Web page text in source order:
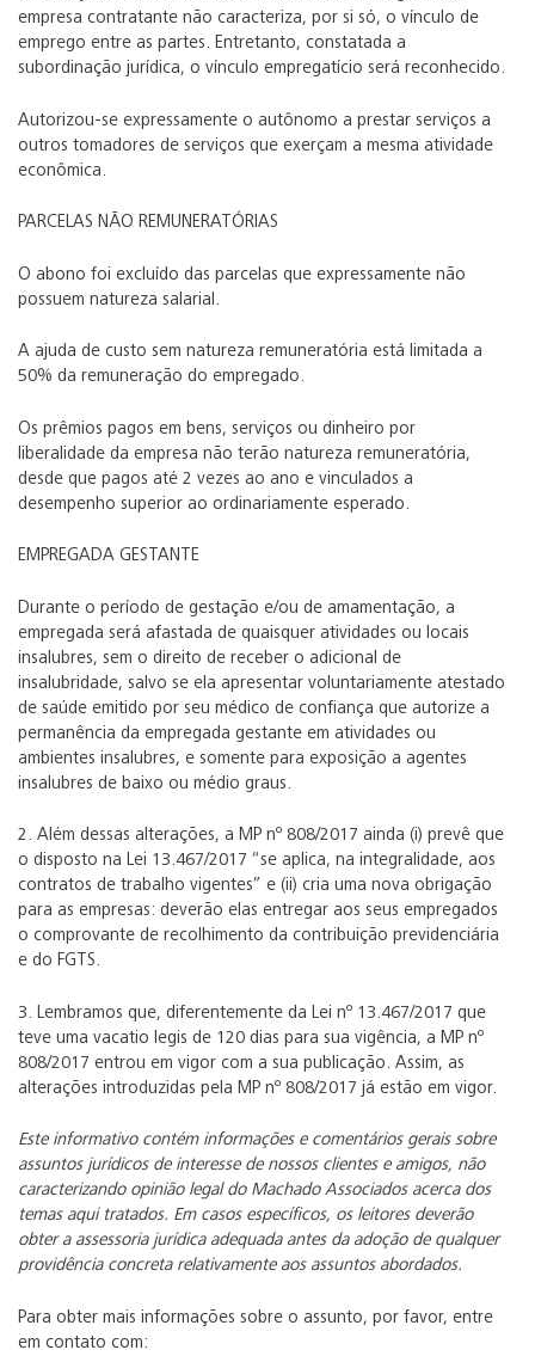
empresa contratante não caracteriza, por si só, o vínculo de
emprego entre as partes. Entretanto, constatada a
subordinação jurídica, o vínculo empregatício será reconhecido.
Autorizou-se expressamente o autônomo a prestar serviços a
outros tomadores de serviços que exerçam a mesma atividade
econômica.
PARCELAS NÃO REMUNERATÓRIAS
O abono foi excluído das parcelas que expressamente não
possuem natureza salarial.
A ajuda de custo sem natureza remuneratória está limitada a
50% da remuneração do empregado.
Os prêmios pagos em bens, serviços ou dinheiro por
liberalidade da empresa não terão natureza remuneratória,
desde que pagos até 2 vezes ao ano e vinculados a
desempenho superior ao ordinariamente esperado.
EMPREGADA GESTANTE
Durante o período de gestação e/ou de amamentação, a
empregada será afastada de quaisquer atividades ou locais
insalubres, sem o direito de receber o adicional de
insalubridade, salvo se ela apresentar voluntariamente atestado
de saúde emitido por seu médico de confiança que autorize a
permanência da empregada gestante em atividades ou
ambientes insalubres, e somente para exposição a agentes
insalubres de baixo ou médio graus.
2. Além dessas alterações, a MP nº 808/2017 ainda (i) prevê que
o disposto na Lei 13.467/2017 “se aplica, na integralidade, aos
contratos de trabalho vigentes” e (ii) cria uma nova obrigação
para as empresas: deverão elas entregar aos seus empregados
o comprovante de recolhimento da contribuição previdenciária
e do FGTS.
3. Lembramos que, diferentemente da Lei nº 13.467/2017 que
teve uma vacatio legis de 120 dias para sua vigência, a MP nº
808/2017 entrou em vigor com a sua publicação. Assim, as
alterações introduzidas pela MP nº 808/2017 já estão em vigor.
Este informativo contém informações e comentários gerais sobre
assuntos jurídicos de interesse de nossos clientes e amigos, não
caracterizando opinião legal do Machado Associados acerca dos
temas aqui tratados. Em casos específicos, os leitores deverão
obter a assessoria jurídica adequada antes da adoção de qualquer
providência concreta relativamente aos assuntos abordados.
Para obter mais informações sobre o assunto, por favor, entre
em contato com: